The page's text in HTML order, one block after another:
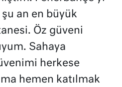
an en büyük
Öz güveni
Sahaya
herkese
hemen katılmak